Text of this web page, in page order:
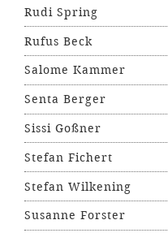
Rudi Spring
Rufus Beck
Salome Kammer
Senta Berger
Sissi Goßner
Stefan Fichert
Stefan Wilkening
Susanne Forster